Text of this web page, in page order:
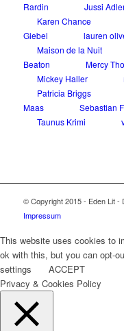
Rardin
Jussi
Karen Chance
Giebel
lauren
Maison de la Nuit
Beaton
Mercy
Mickey Haller
Patricia Briggs
Maas
Sebastian
Taunus Krimi
© Copyright 2015 - Eden Lit -
Impressum
This website uses cookies to
ok with this, but you can opt-
settings
ACCEPT
Privacy & Cookies Policy